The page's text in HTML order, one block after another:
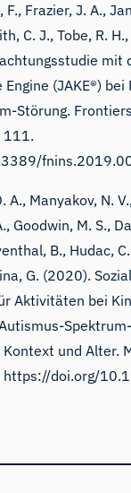
Frazier, J. A.,
C. J., Tobe, R.
mit
(JAKE®)
Störung.
111.
A., Manyakov, N.
Goodwin, M. S.,
B., Hudac,
G. (2020).
Aktivitäten bei
und Alter.
https://doi.org/